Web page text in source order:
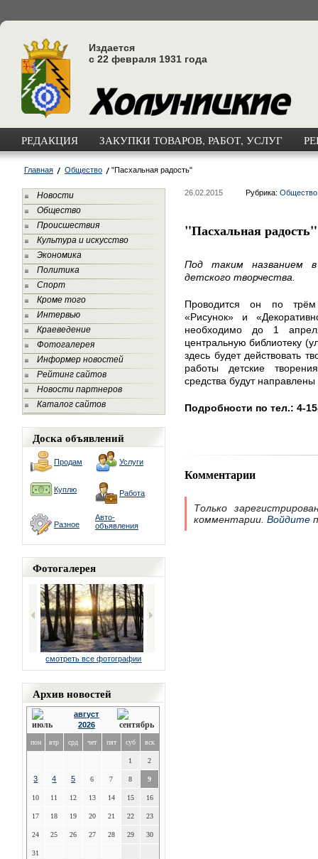
Издается
с 22 февраля 1931 года
РЕДАКЦИЯ ЗАКУПКИ ТОВАРОВ, РАБОТ, УСЛУГ
Главная Общество "Пасхальная радость"
Новости
Общество
Происшествия
Культура и искусство
Экономика
Политика
Спорт
Кроме того
Интервью
Краеведение
Фотогалерея
Информер новостей
Рейтинг сайтов
Новости партнеров
Каталог сайтов
Доска объявлений
Продам Услуги
Куплю Работа
Разное
Авто-
объявления
Фотогалерея
смотреть все фотографии
Архив новостей
август
2026
пон втр срд чет пят суб вск
1 2
3 4 5 6 7 8 9
10 11 12 13 14 15 16
17 18 19 20 21 22 23
24 25 26 27 28 29 30
31
26.02.2015 Рубрика: Общество
"Пасхальная радость"
Под таким названием
детского творчества.
Проводится он по
«Рисунок» и
необходимо до 1
центральную библиотеку
здесь будет действовать
работы детские
средства будут
Подробности по тел.: 4-
Комментарии
Только
комментарии. Войдите